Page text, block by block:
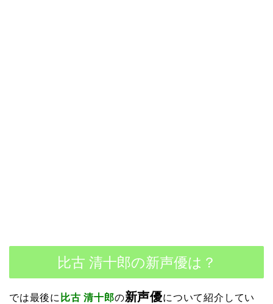
比古 清十郎の新声優は？
では最後に 比古 清十郎の新声優について紹介してい